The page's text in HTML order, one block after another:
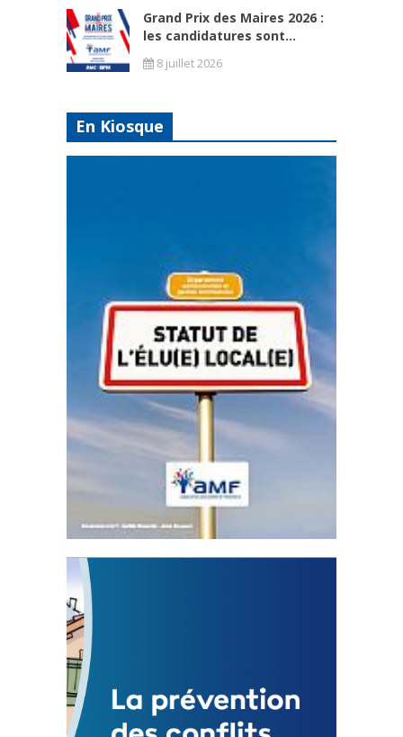
Grand Prix des Maires 2026 :
les candidatures sont...
8 juillet 2026
En Kiosque
Statut de l’élu local
3 avril 2024
Mise à jour avril 2024
FEUILLETER